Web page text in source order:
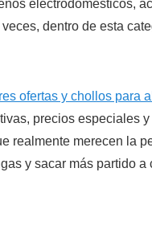
electrodomésticos,
dentro de esta
ofertas y chollos para
precios especiales
realmente merecen la
y sacar más partido a